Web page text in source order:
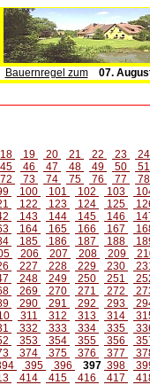
Bauernregel zum
07.
18 19 20 21 22 23 24
45 46 47 48 49 50 51
72 73 74 75 76 77 78
100 101 102 103
122 123 124 125
143 144 145 146
164 165 166 167
185 186 187 188
206 207 208 209
227 228 229 230
248 249 250 251
269 270 271 272
290 291 292 293
311 312 313 314
332 333 334 335
353 354 355 356
374 375 376 377
395 396 397 398
414 415 416 417